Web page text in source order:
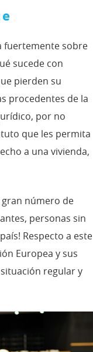
fuertemente sobre
sucede con
pierden su
procedentes de la
por no
que les permita
a una vivienda,
gran número de
personas sin
Respecto a este
Europea y sus
regular y